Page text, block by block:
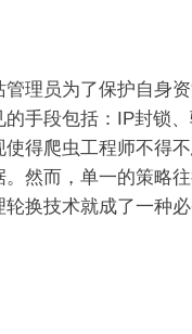
理员为了保护自身
手段包括：IP封锁
得爬虫工程师不得
然而，单一的策略
换技术就成了一种